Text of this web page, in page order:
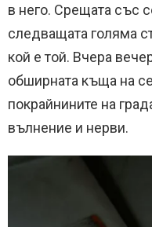
в него. Срещата със
следващата голяма
кой е той. Вчера
обширната къща на
покрайнините на
вълнение и нерви.